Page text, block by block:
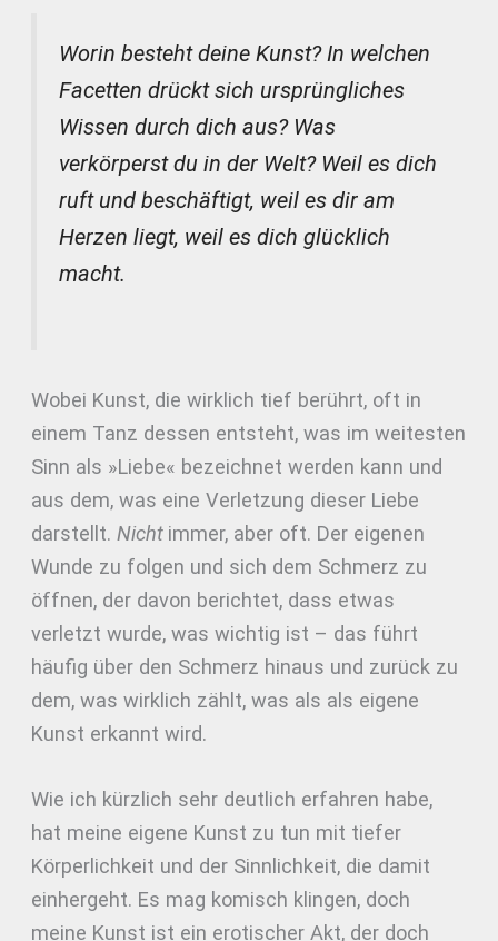
Worin besteht deine Kunst? In welchen
Facetten drückt sich ursprüngliches
Wissen durch dich aus? Was
verkörperst du in der Welt? Weil es dich
ruft und beschäftigt, weil es dir am
Herzen liegt, weil es dich glücklich
macht.
Wobei Kunst, die wirklich tief berührt, oft in
einem Tanz dessen entsteht, was im weitesten
Sinn als »Liebe« bezeichnet werden kann und
aus dem, was eine Verletzung dieser Liebe
darstellt.Nicht immer, aber oft. Der eigenen
Wunde zu folgen und sich dem Schmerz zu
öffnen, der davon berichtet, dass etwas
verletzt wurde, was wichtig ist – das führt
häufig über den Schmerz hinaus und zurück zu
dem, was wirklich zählt, was als als eigene
Kunst erkannt wird.
Wie ich kürzlich sehr deutlich erfahren habe,
hat meine eigene Kunst zu tun mit tiefer
Körperlichkeit und der Sinnlichkeit, die damit
einhergeht. Es mag komisch klingen, doch
meine Kunst ist ein erotischer Akt, der doch